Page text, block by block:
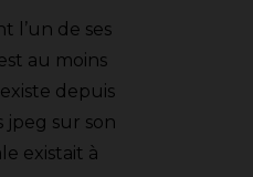
l’un de ses
au moins
depuis
jpeg sur son
existait à